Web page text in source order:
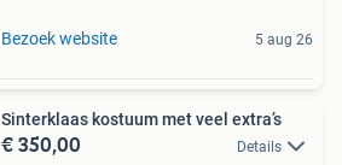
Bezoek website 5 aug 26
Sinterklaas kostuum met veel extra’s
€ 350,00 Details